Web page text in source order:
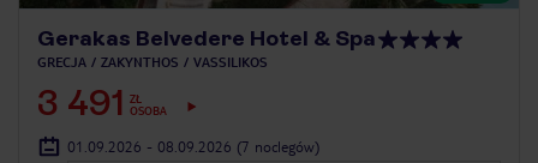
Gerakas Belvedere Hotel & Spa
GRECJA ZAKYNTHOS VASSILIKOS
3 491
ZŁ
OSOBA
01.09.2026 - 08.09.2026 (7 noclegów)